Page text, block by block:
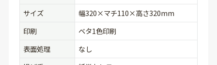
サイズ
幅320×マチ110×高さ320mm
印刷
ベタ1色印刷
表面処理
なし